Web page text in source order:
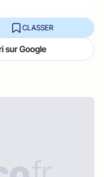
CLASSER
sur Google